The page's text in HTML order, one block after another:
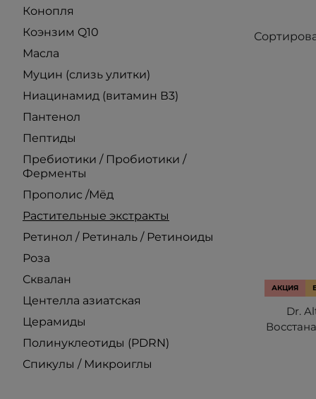
Конопля
Коэнзим Q10
Масла
Муцин (слизь улитки)
Ниацинамид (витамин В3)
Пантенол
Пептиды
Пребиотики / Пробиотики /
Ферменты
Прополис /Мёд
Растительные экстракты
Ретинол / Ретиналь / Ретиноиды
Роза
Сквалан
Центелла азиатская
Церамиды
Полинуклеотиды (PDRN)
Спикулы / Микроиглы
АКЦИЯ
Dr.